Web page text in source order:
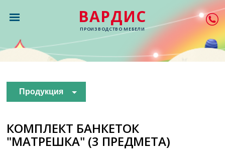
ВАРДИС
ПРОИЗВОДСТВО МЕБЕЛИ
Продукция
КОМПЛЕКТ БАНКЕТОК
"МАТРЕШКА" (3 ПРЕДМЕТА)